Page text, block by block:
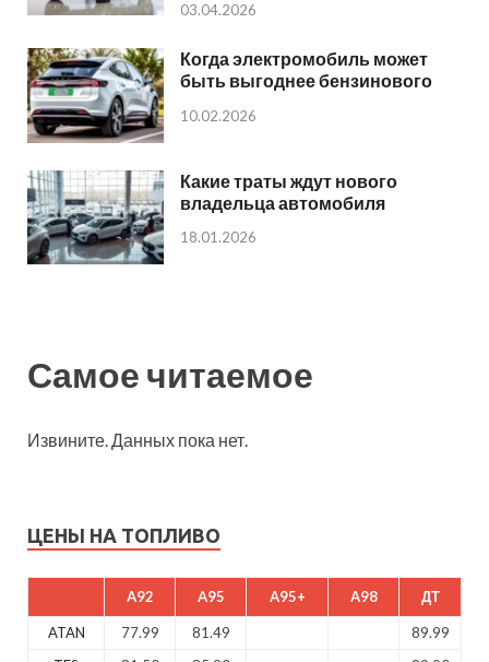
03.04.2026
Когда электромобиль может
быть выгоднее бензинового
10.02.2026
Какие траты ждут нового
владельца автомобиля
18.01.2026
Самое читаемое
Извините. Данных пока нет.
ЦЕНЫ НА ТОПЛИВО
A92 A95 A95+ A98 ДТ
ATAN 77.99 81.49
89.99